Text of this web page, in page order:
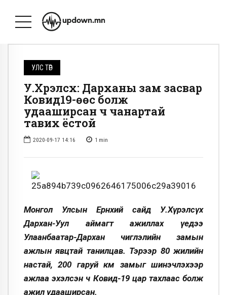
УЛС ТӨР
У.Хүрэлсүх: Дарханы зам засвар
Ковид19-өөс болж
удааширсан ч чанартай
тавих ёстой
2020-09-17 14:16 1 min
Монгол Улсын Ерөнхий сайд У.Хүрэлсүх
Дархан-Уул аймагт ажиллах үедээ
Улаанбаатар-Дархан чиглэлийн замын
ажлын явцтай танилцав. Тэрээр 80 жилийн
настай, 200 гаруй км замыг шинэчлэхээр
ажлаа эхэлсэн ч Ковид-19 цар тахлаас болж
ажил удааширсан.